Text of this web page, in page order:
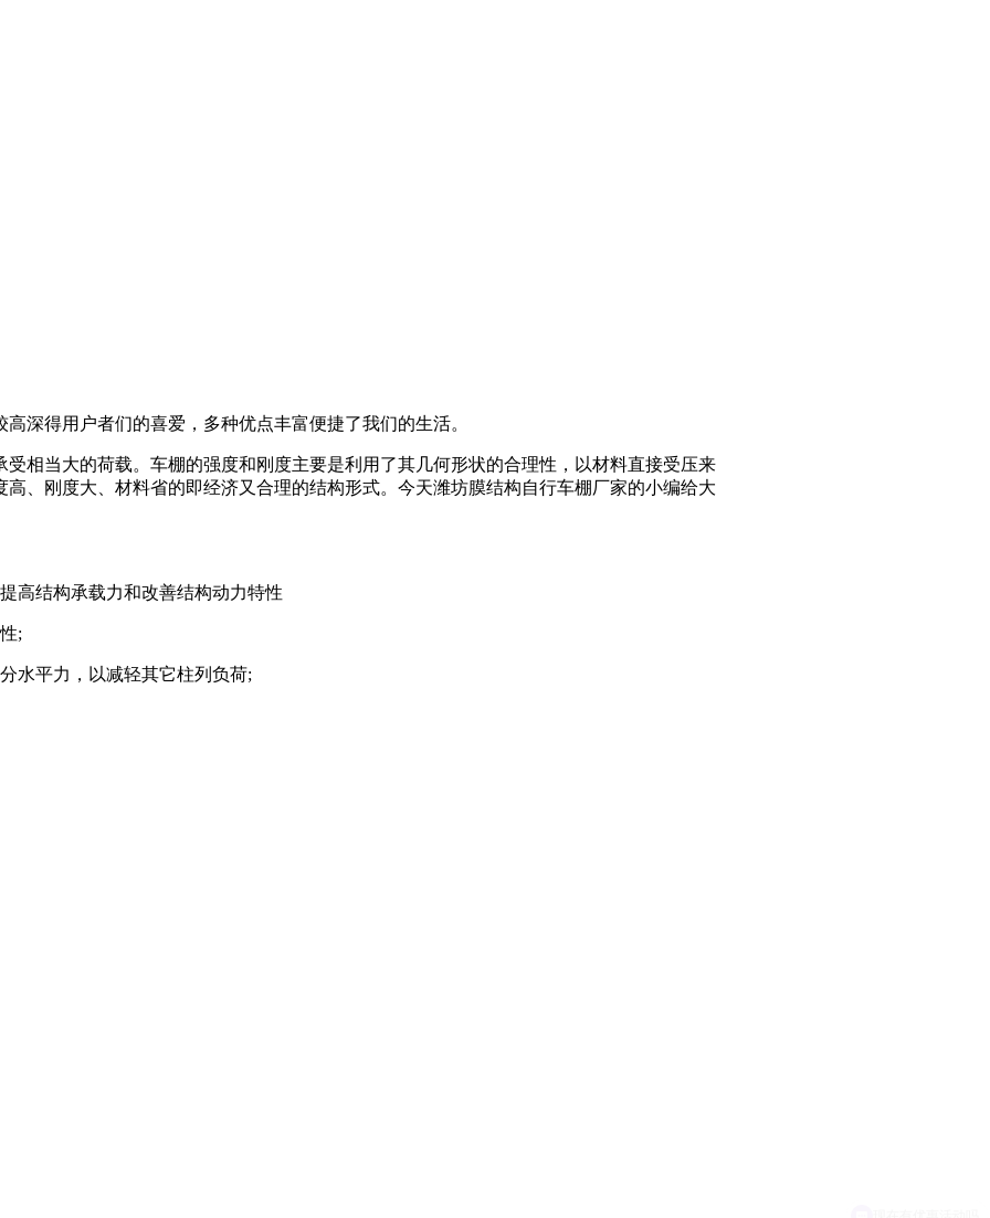
深得用户者们的喜爱，多种优点丰富便捷了我们的生活。
当大的荷载。车棚的强度和刚度主要是利用了其几何形状的合理性，以材料直接受压来
、刚度大、材料省的即经济又合理的结构形式。今天潍坊膜结构自行车棚厂家的小编给大
结构承载力和改善结构动力特性
;
平力，以减轻其它柱列负荷;